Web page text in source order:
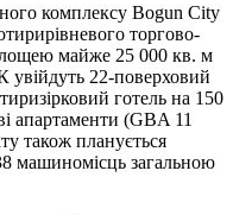
комплексу Bogun City
торгово-
майже 25 000 кв. м
22-поверховий
готель на 150
апартаменти (GBA 11
також планується
машиномісць загальною